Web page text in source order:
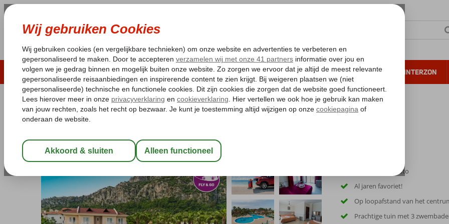
LAST MINUTE ZOMER 2026 ZONVAKANTIE VERRE REIZEN ALL INCLUSIVE WINTERZON
Pakketgarantie Laagsteprijsgarantie* Gratis annuleren*
Home
Turkije Egeische kust
Fly & Go Keskin Hotel
Logies en ontbijt Hotel
Inclusief huurauto
Al jaren favoriet!
Op loopafstand van het
Prachtige tuin met 3